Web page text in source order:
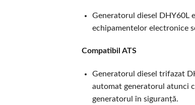
Generatorul diesel DHY60L
echipamentelor electronice
Compatibil ATS
Generatorul diesel trifazat
automat generatorul atunci
generatorul în siguranță.